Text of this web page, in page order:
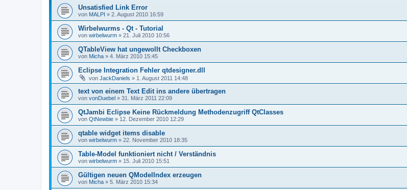
Unsatisfied Link Error
von MALPI » 2. August 2010 16:59
Wirbelwurms - Qt - Tutorial
von wirbelwurm » 21. Juli 2010 10:56
QTableView hat ungewollt Checkboxen
von Micha » 4. März 2010 15:45
Eclipse Integration Fehler qtdesigner.dll
von JackDaniels » 1. August 2011 14:48
text von einem Text Edit ins andere übertragen
von vonDuebel » 31. März 2011 22:09
QtJambi Eclipse Keine Rückmeldung Methodenzugriff QtClasses
von QtNewbie » 12. Dezember 2010 12:29
qtable widget items disable
von wirbelwurm » 22. November 2010 18:35
Table-Model funktioniert nicht / Verständnis
von wirbelwurm » 15. Juli 2010 15:51
Gültigen neuen QModelIndex erzeugen
von Micha » 5. März 2010 15:34